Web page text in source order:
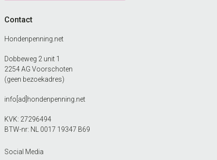
Contact
Hondenpenning.net
Dobbeweg 2 unit 1
2254 AG Voorschoten
(geen bezoekadres)
info[ad]hondenpenning.net
KVK: 27296494
BTW-nr: NL 0017 19347 B69
Social Media